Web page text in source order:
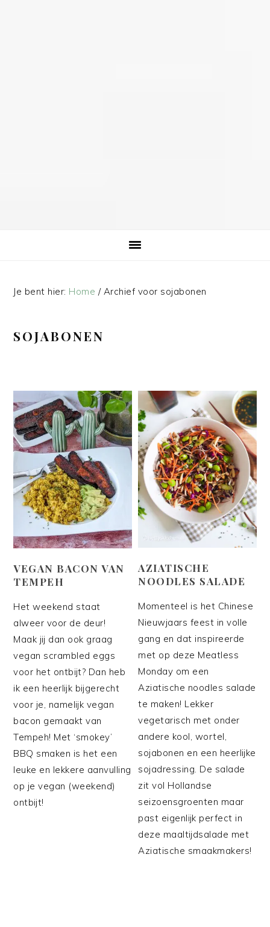
Je bent hier: Home /Archief voor sojabonen
SOJABONEN
VEGAN BACON VAN
TEMPEH
Het weekend staat
alweer voor de deur!
Maak jij dan ook graag
vegan scrambled eggs
voor het ontbijt? Dan heb
ik een heerlijk bijgerecht
voor je, namelijk vegan
bacon gemaakt van
Tempeh! Met ‘smokey’
BBQ smaken is het een
leuke en lekkere aanvulling
op je vegan (weekend)
ontbijt!
AZIATISCHE
NOODLES SALADE
Momenteel is het Chinese
Nieuwjaars feest in volle
gang en dat inspireerde
met op deze Meatless
Monday om een
Aziatische noodles salade
te maken! Lekker
vegetarisch met onder
andere kool, wortel,
sojabonen en een heerlijke
sojadressing. De salade
zit vol Hollandse
seizoensgroenten maar
past eigenlijk perfect in
deze maaltijdsalade met
Aziatische smaakmakers!